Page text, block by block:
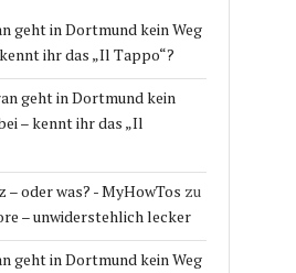
geht in Dortmund kein Weg
ihr das „Il Tappo“?
geht in Dortmund kein
– kennt ihr das „Il
oder was? - MyHowTos zu
– unwiderstehlich lecker
geht in Dortmund kein Weg